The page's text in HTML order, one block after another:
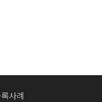
사례